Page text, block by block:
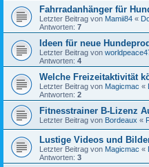
Fahrradanhänger für
Letzter Beitrag von Mamii84 «
Antworten: 7
Ideen für neue
Letzter Beitrag von
Antworten: 4
Welche Freizeitaktivität
Letzter Beitrag von Magicmac «
Antworten: 2
Fitnesstrainer B-Lizenz
Letzter Beitrag von Bordeaux «
Lustige Videos und
Letzter Beitrag von Magicmac «
Antworten: 3